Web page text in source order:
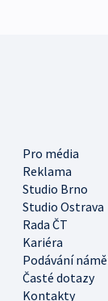
Pro média
Reklama
Studio Brno
Studio Ostrava
Rada ČT
Kariéra
Podávání
Časté dotazy
Kontakty